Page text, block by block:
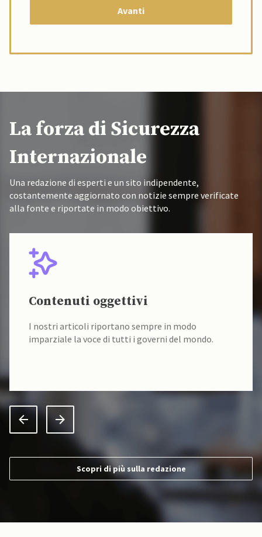
La forza di Sicurezza
Internazionale
Una redazione di esperti e un sito indipendente,
costantemente aggiornato con notizie sempre verificate
alla fonte e riportate in modo obiettivo.
Contenuti oggettivi
I nostri articoli riportano sempre in modo
imparziale la voce di tutti i governi del mondo.
Scopri di più sulla redazione